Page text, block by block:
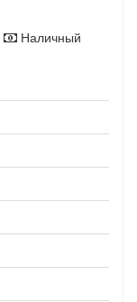
Наличный